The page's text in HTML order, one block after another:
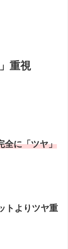
重視
全に「ツヤ」
トよりツヤ重